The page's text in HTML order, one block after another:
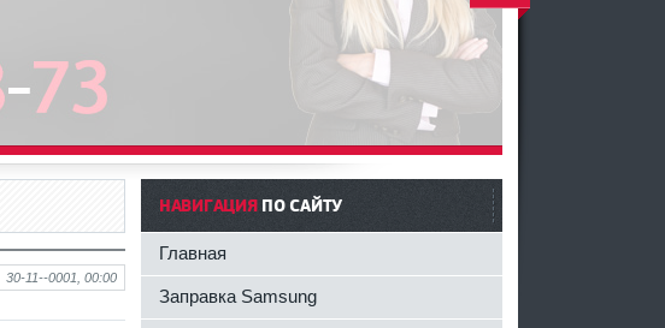
>
30-11--0001, 00:00
НАВИГАЦИЯПО САЙТУ
Главная
Заправка Samsung